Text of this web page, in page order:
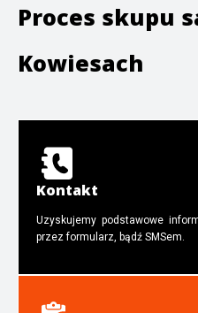
Proces skupu
Kowiesach
Kontakt
Uzyskujemy podstawowe
przez formularz, bądź SMSem.